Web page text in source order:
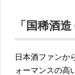
「国稀酒
日本酒ファンか
ォーマンスの高